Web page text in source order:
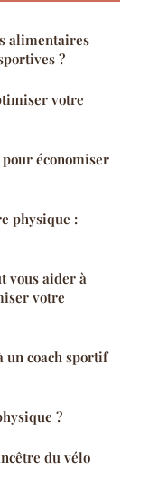
alimentaires
?
votre
économiser
physique :
vous aider à
votre
un coach sportif
?
du vélo